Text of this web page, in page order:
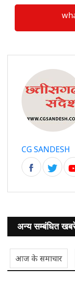
CG SANDESH
अन्य सम्बंधित
आज के समाचार